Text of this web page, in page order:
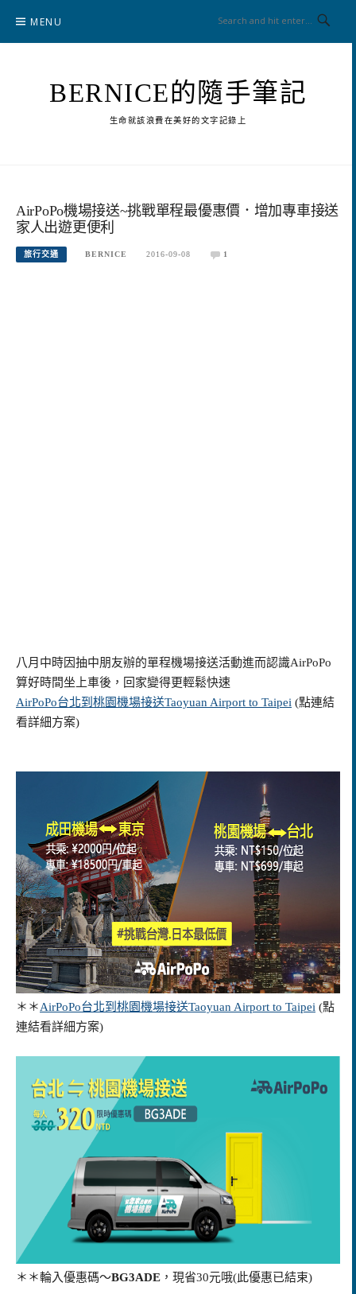
content
MENU
BERNICE的隨手筆記
生命就該浪費在美好的文字記錄上
AirPoPo機場接送~挑戰單程最優惠價．增加專車接送
家人出遊更便利
旅行交通 BERNICE 2016-09-08 1
八月中時因抽中朋友辦的單程機場接送活動進而認識AirPoPo
算好時間坐上車後，回家變得更輕鬆快速
AirPoPo台北到桃園機場接送Taoyuan Airport to Taipei (點連結
看詳細方案)
＊＊AirPoPo台北到桃園機場接送Taoyuan Airport to Taipei (點
連結看詳細方案)
＊＊輪入優惠碼～BG3ADE ，現省30元哦(此優惠已結束)